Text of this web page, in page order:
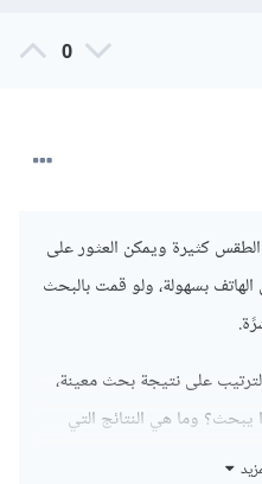
0
كثيرة ويمكن العثور على
بسهولة، ولو قمت بالبحث
على نتيجة بحث معينة،
وما هي النتائج التي